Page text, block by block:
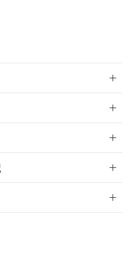
員登録
するお客様との取
。
とは、
ウンロードするこ
）の非含有証明書
当社基準）
で非含有を証明す
ル酸エステル類４
了までの期間は出
りました。
の在庫切替を完了